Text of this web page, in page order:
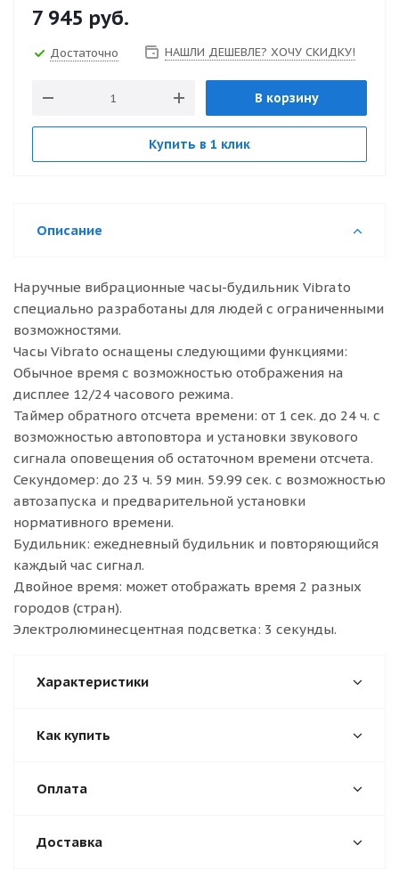
7 945 руб.
Достаточно НАШЛИ ДЕШЕВЛЕ? ХОЧУ СКИДКУ!
В корзину
Купить в 1 клик
Описание
Наручные вибрационные часы-будильник Vibrato
специально разработаны для людей с ограниченными
возможностями.
Часы Vibrato оснащены следующими функциями:
Обычное время с возможностью отображения на
дисплее 12/24 часового режима.
Таймер обратного отсчета времени: от 1 сек. до 24 ч. с
возможностью автоповтора и установки звукового
сигнала оповещения об остаточном времени отсчета.
Секундомер: до 23 ч. 59 мин. 59.99 сек. с возможностью
автозапуска и предварительной установки
нормативного времени.
Будильник: ежедневный будильник и повторяющийся
каждый час сигнал.
Двойное время: может отображать время 2 разных
городов (стран).
Электролюминесцентная подсветка: 3 секунды.
Характеристики
Как купить
Оплата
Доставка